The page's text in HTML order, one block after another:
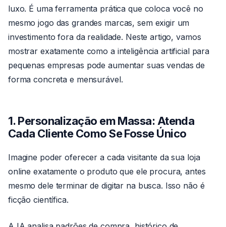
luxo. É uma ferramenta prática que coloca você no
mesmo jogo das grandes marcas, sem exigir um
investimento fora da realidade. Neste artigo, vamos
mostrar exatamente como a inteligência artificial para
pequenas empresas pode aumentar suas vendas de
forma concreta e mensurável.
1. Personalização em Massa: Atenda
Cada Cliente Como Se Fosse Único
Imagine poder oferecer a cada visitante da sua loja
online exatamente o produto que ele procura, antes
mesmo dele terminar de digitar na busca. Isso não é
ficção científica.